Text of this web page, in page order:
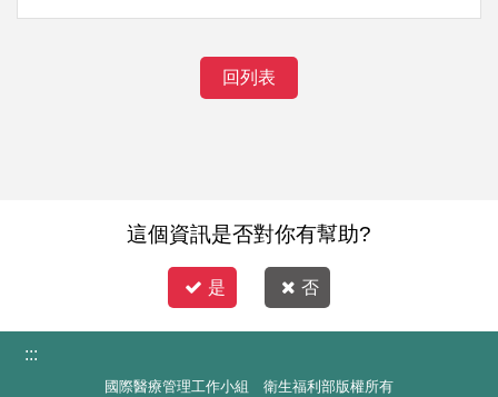
回列表
這個資訊是否對你有幫助?
是 否
:::
國際醫療管理工作小組 衛生福利部版權所有